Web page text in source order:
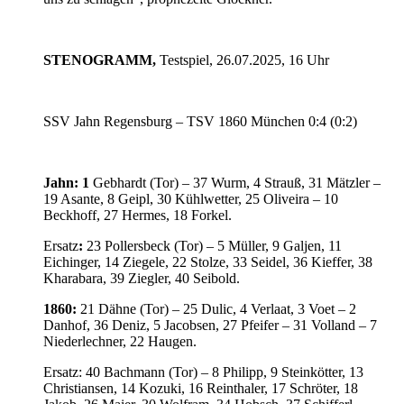
STENOGRAMM, Testspiel, 26.07.2025, 16 Uhr
SSV Jahn Regensburg – TSV 1860 München 0:4 (0:2)
Jahn: 1 Gebhardt (Tor) – 37 Wurm, 4 Strauß, 31 Mätzler –
19 Asante, 8 Geipl, 30 Kühlwetter, 25 Oliveira – 10
Beckhoff, 27 Hermes, 18 Forkel.
Ersatz: 23 Pollersbeck (Tor) – 5 Müller, 9 Galjen, 11
Eichinger, 14 Ziegele, 22 Stolze, 33 Seidel, 36 Kieffer, 38
Kharabara, 39 Ziegler, 40 Seibold.
1860: 21 Dähne (Tor) – 25 Dulic, 4 Verlaat, 3 Voet – 2
Danhof, 36 Deniz, 5 Jacobsen, 27 Pfeifer – 31 Volland – 7
Niederlechner, 22 Haugen.
Ersatz: 40 Bachmann (Tor) – 8 Philipp, 9 Steinkötter, 13
Christiansen, 14 Kozuki, 16 Reinthaler, 17 Schröter, 18